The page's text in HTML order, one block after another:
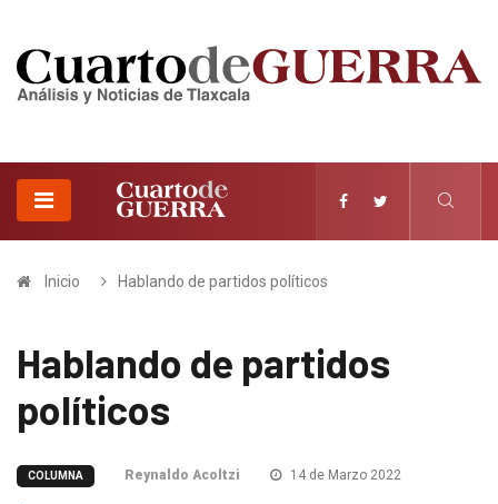
Inicio Hablando de partidos políticos
Hablando de partidos
políticos
COLUMNA Reynaldo Acoltzi 14 de Marzo 2022